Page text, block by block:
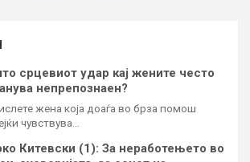
срцевиот удар кај жените често
непрепознаен?
жена која доаѓа во брза помош
чувствува…
Китевски (1): За неработењето во